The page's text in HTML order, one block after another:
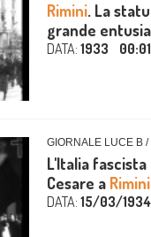
Rimini. La
grande
DATA: 1933
GIORNALE LUCE B
L'Italia
Cesare a Rimini
DATA: 15/03/1934